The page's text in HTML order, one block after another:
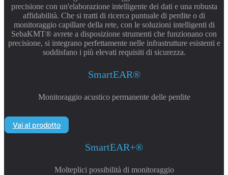
precisione con un'elaborazione intelligente dei dati e una robusta
affidabilità. Che si tratti di ricerca puntuale di perdite o di
monitoraggio capillare della rete, con le soluzioni intelligenti di
SebaKMT® avrete a disposizione strumenti che funzionano con
precisione, si integrano perfettamente nelle infrastrutture esistenti e
soddisfano i più elevati requisiti di sicurezza.
SmartEAR®
Monitoraggio acustico permanente delle perdite
Vai al prodotto
SmartEAR+®
Molteplici possibilità di monitoraggio